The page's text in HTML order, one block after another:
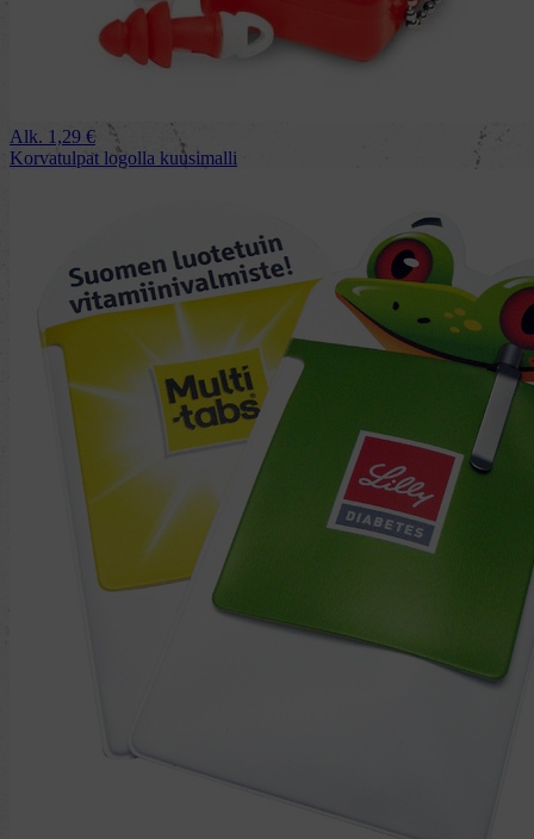
Alk. 1,29 €
Korvatulpat logolla kuusimalli